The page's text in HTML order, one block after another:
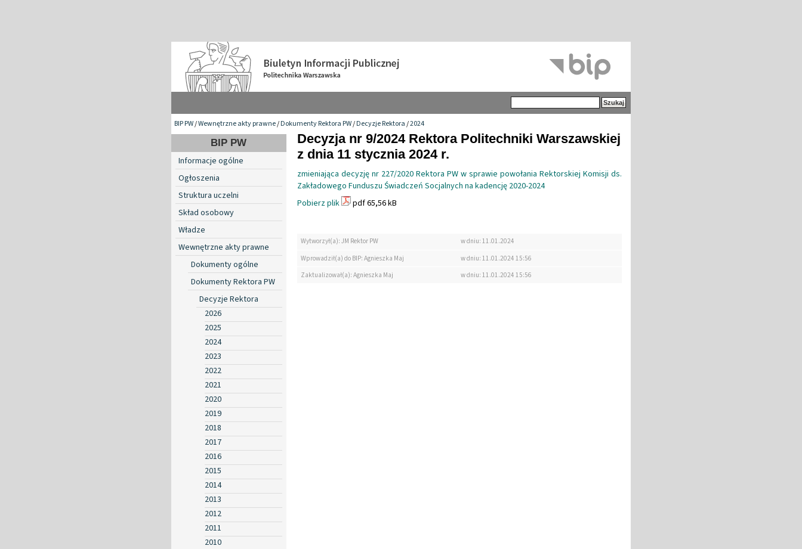
BIP PW/Wewnętrzne akty prawne/Dokumenty Rektora PW/Decyzje Rektora/2024
BIP PW
Informacje ogólne
Ogłoszenia
Struktura uczelni
Skład osobowy
Władze
Wewnętrzne akty prawne
Dokumenty ogólne
Dokumenty Rektora PW
Decyzje Rektora
2026
2025
2024
2023
2022
2021
2020
2019
2018
2017
2016
2015
2014
2013
2012
2011
2010
Decyzja nr 9/2024 Rektora Politechniki Warszawskiej
z dnia 11 stycznia 2024 r.
zmieniająca decyzję nr 227/2020 Rektora PW w sprawie powołania Rektorskiej Komisji ds.
Zakładowego Funduszu Świadczeń Socjalnych na kadencję 2020-2024
Pobierz plik
pdf 65,56 kB
Wytworzył(a): JM Rektor PW
w dniu: 11.01.2024
Wprowadził(a) do BIP: Agnieszka Maj
w dniu: 11.01.2024 15:56
Zaktualizował(a): Agnieszka Maj
w dniu: 11.01.2024 15:56